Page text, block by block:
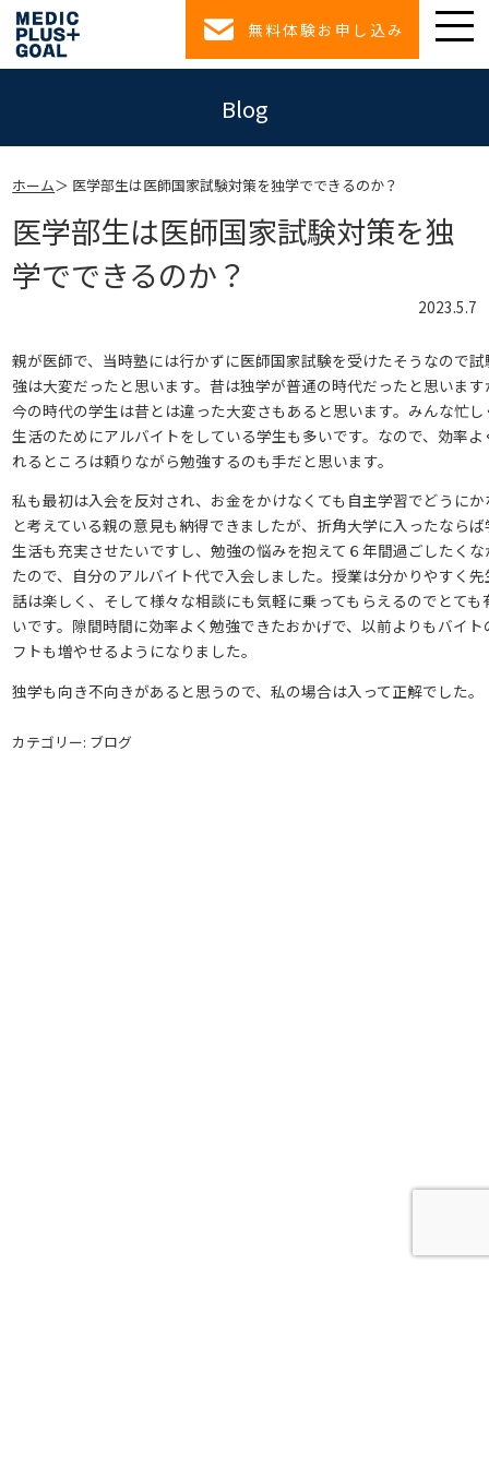
無料体験お申し込み
Blog
ホーム 医学部生は医師国家試験対策を独学でできるのか？
医学部生は医師国家試験対策を独
学でできるのか？
2023.5.7
親が医師で、当時塾には行かずに医師国家試験を受けたそうなので試
強は大変だったと思います。昔は独学が普通の時代だったと思いま
今の時代の学生は昔とは違った大変さもあると思います。みんな忙し
生活のためにアルバイトをしている学生も多いです。なので、効率よ
れるところは頼りながら勉強するのも手だと思います。
私も最初は入会を反対され、お金をかけなくても自主学習でどうにか
と考えている親の意見も納得できましたが、折角大学に入ったなら
生活も充実させたいですし、勉強の悩みを抱えて６年間過ごしたくな
たので、自分のアルバイト代で入会しました。授業は分かりやすく
話は楽しく、そして様々な相談にも気軽に乗ってもらえるのでとても
いです。隙間時間に効率よく勉強できたおかげで、以前よりもバイト
フトも増やせるようになりました。
独学も向き不向きがあると思うので、私の場合は入って正解でした。
カテゴリー: ブログ